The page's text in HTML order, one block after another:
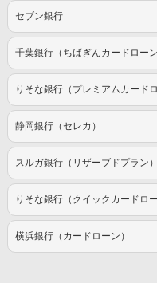
セブン銀行
千葉銀行（ちばぎんカードローン
りそな銀行（プレミアムカードロ
静岡銀行（セレカ）
スルガ銀行（リザーブドプラン）
りそな銀行（クイックカードロー
横浜銀行（カードローン）